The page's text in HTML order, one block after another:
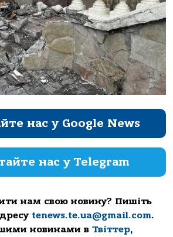
нас у Google News
нас у Telegram
нам свою новину? Пишіть
tenews.te.ua@gmail.com.
новинами в Твіттер,